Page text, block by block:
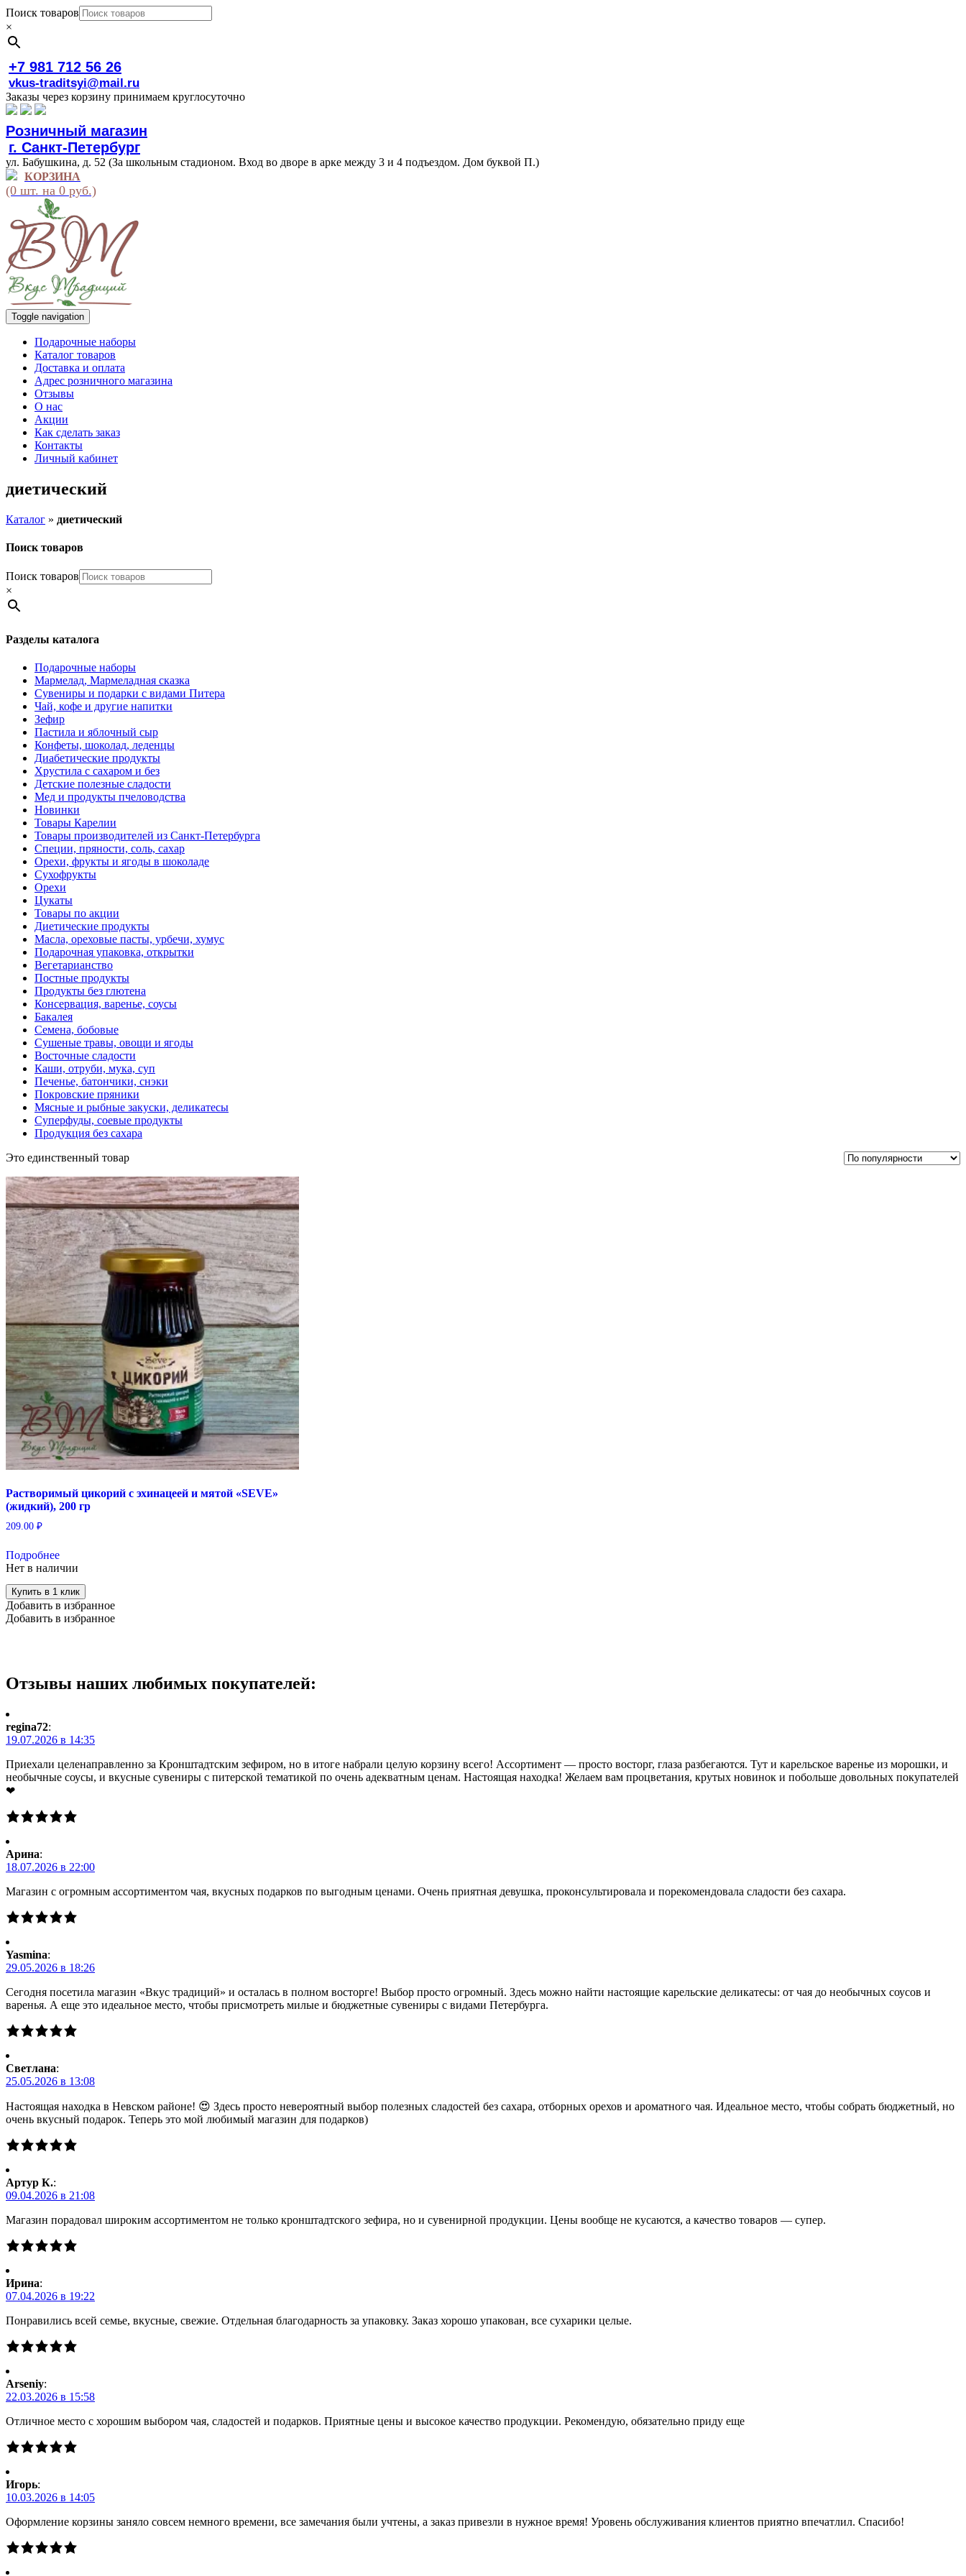
Поиск товаров
×
+7 981 712 56 26
vkus-traditsyi@mail.ru
Заказы через корзину принимаем круглосуточно
Розничный магазин
г. Санкт-Петербург
ул. Бабушкина, д. 52 (За школьным стадионом. Вход во дворе в арке между 3 и 4 подъездом. Дом буквой П.)
КОРЗИНА
(0 шт. на 0 руб.)
Toggle navigation
Подарочные наборы
Каталог товаров
Доставка и оплата
Адрес розничного магазина
Отзывы
О нас
Акции
Как сделать заказ
Контакты
Личный кабинет
диетический
Каталог » диетический
Поиск товаров
Поиск товаров
×
Разделы каталога
Подарочные наборы
Мармелад, Мармеладная сказка
Сувениры и подарки с видами Питера
Чай, кофе и другие напитки
Зефир
Пастила и яблочный сыр
Конфеты, шоколад, леденцы
Диабетические продукты
Хрустила с сахаром и без
Детские полезные сладости
Мед и продукты пчеловодства
Новинки
Товары Карелии
Товары производителей из Санкт-Петербурга
Специи, пряности, соль, сахар
Орехи, фрукты и ягоды в шоколаде
Сухофрукты
Орехи
Цукаты
Товары по акции
Диетические продукты
Масла, ореховые пасты, урбечи, хумус
Подарочная упаковка, открытки
Вегетарианство
Постные продукты
Продукты без глютена
Консервация, варенье, соусы
Бакалея
Семена, бобовые
Сушеные травы, овощи и ягоды
Восточные сладости
Каши, отруби, мука, суп
Печенье, батончики, снэки
Покровские пряники
Мясные и рыбные закуски, деликатесы
Суперфуды, соевые продукты
Продукция без сахара
Это единственный товар
Растворимый цикорий с эхинацеей и мятой «SEVE»
(жидкий), 200 гр
209.00 ₽
Подробнее
Нет в наличии
Купить в 1 клик
Добавить в избранное
Добавить в избранное
Отзывы наших любимых покупателей:
regina72:
19.07.2026 в 14:35
Приехали целенаправленно за Кронштадтским зефиром, но в итоге набрали целую корзину всего! Ассортимент — просто восторг, глаза разбегаются. Тут и карельское варенье из морошки, и
необычные соусы, и вкусные сувениры с питерской тематикой по очень адекватным ценам. Настоящая находка! Желаем вам процветания, крутых новинок и побольше довольных покупателей
❤
Арина:
18.07.2026 в 22:00
Магазин с огромным ассортиментом чая, вкусных подарков по выгодным ценами. Очень приятная девушка, проконсультировала и порекомендовала сладости без сахара.
Yasmina:
29.05.2026 в 18:26
Сегодня посетила магазин «Вкус традиций» и осталась в полном восторге! Выбор просто огромный. Здесь можно найти настоящие карельские деликатесы: от чая до необычных соусов и
варенья. А еще это идеальное место, чтобы присмотреть милые и бюджетные сувениры с видами Петербурга.
Светлана:
25.05.2026 в 13:08
Настоящая находка в Невском районе! 😍 Здесь просто невероятный выбор полезных сладостей без сахара, отборных орехов и ароматного чая. Идеальное место, чтобы собрать бюджетный, но
очень вкусный подарок. Теперь это мой любимый магазин для подарков)
Артур К.:
09.04.2026 в 21:08
Магазин порадовал широким ассортиментом не только кронштадтского зефира, но и сувенирной продукции. Цены вообще не кусаются, а качество товаров — супер.
Ирина:
07.04.2026 в 19:22
Понравились всей семье, вкусные, свежие. Отдельная благодарность за упаковку. Заказ хорошо упакован, все сухарики целые.
Arseniy:
22.03.2026 в 15:58
Отличное место с хорошим выбором чая, сладостей и подарков. Приятные цены и высокое качество продукции. Рекомендую, обязательно приду еще
Игорь:
10.03.2026 в 14:05
Оформление корзины заняло совсем немного времени, все замечания были учтены, а заказ привезли в нужное время! Уровень обслуживания клиентов приятно впечатлил. Спасибо!